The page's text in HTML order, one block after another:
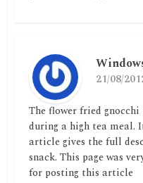
21/08/
The flower fried
during a high tea meal.
article gives the full
snack. This page was
for posting this article